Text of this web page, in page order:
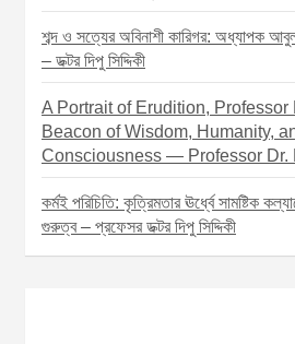
শব্দ ও সত্যের অবিনাশী কারিগর: অধ্যাপক
– ডক্টর দিপু সিদ্দিকী
A Portrait of Erudition, Professor
Beacon of Wisdom, Humanity,
Consciousness — Professor Dr.
কর্মই পরিচিতি: কৃত্রিমতার ঊর্ধ্বে সামষ্টিক
গুরুত্ব – প্রফেসর ডক্টর দিপু সিদ্দিকী